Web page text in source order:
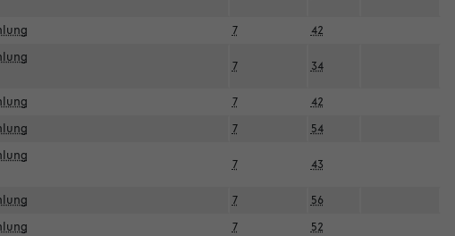
7 42
7 34
7
42
7 54
7 43
7
56
7
52